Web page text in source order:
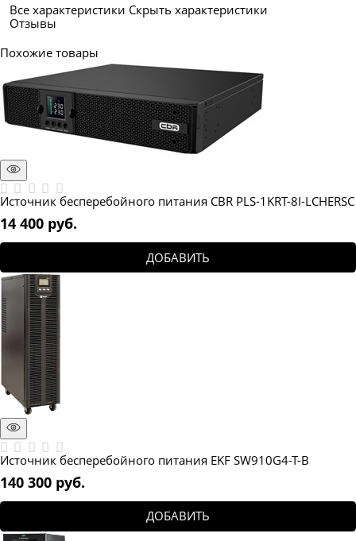
Все характеристики Скрыть характеристики
Отзывы
Похожие товары
Источник бесперебойного питания CBR PLS-1KRT-8I-LCHERSC
14 400 руб.
ДОБАВИТЬ
Источник бесперебойного питания EKF SW910G4-T-B
140 300 руб.
ДОБАВИТЬ